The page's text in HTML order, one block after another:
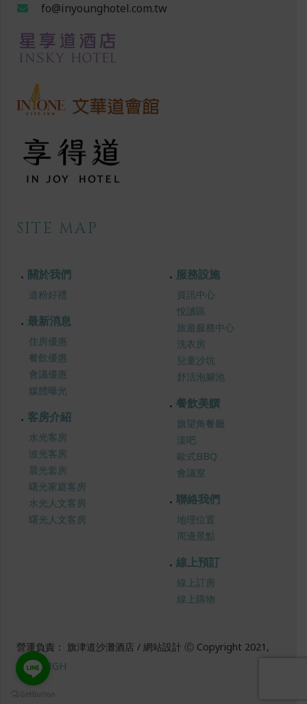
fo@inyounghotel.com.tw
SITE MAP
關於我們
道粉好禮
最新消息
住房優惠
餐飲優惠
會議優惠
媒體曝光
客房介紹
水光客房
波光客房
晨光套房
曙光家庭客房
水光人文客房
曙光人文客房
服務設施
資訊中心
悅讀區
旅遊服務中心
洗衣房
兒童沙坑
舒活泡腳池
餐飲美饌
旗望角餐廳
漾吧
歐式BBQ
會議室
聯絡我們
地理位置
周邊景點
線上預訂
線上訂房
線上購物
營運負責： 旗津道沙灘酒店 / 網站設計 Ⓒ Copyright 2021,
SUREHIGH